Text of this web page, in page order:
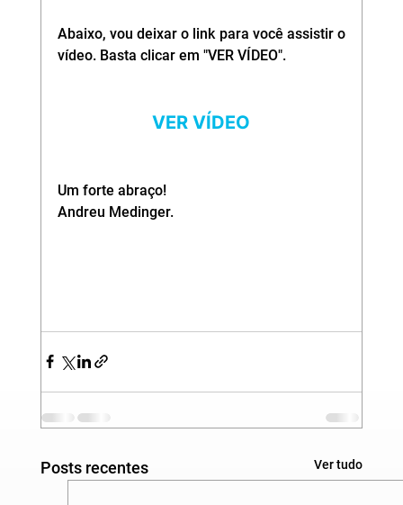
Abaixo, vou deixar o link para você assistir o
vídeo. Basta clicar em "VER VÍDEO".
VER VÍDEO
Um forte abraço!
Andreu Medinger.
Posts recentes Ver tudo